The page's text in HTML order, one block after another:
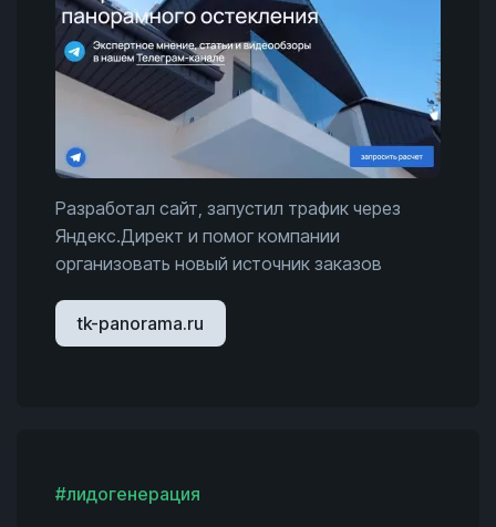
Разработал сайт, запустил трафик через
Яндекс.Директ и помог компании
организовать новый источник заказов
tk-panorama.ru
#лидогенерация